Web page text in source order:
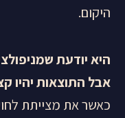
היקום.
היא יודעת
אבל התוצאות יהיו
כאשר את מצייתת